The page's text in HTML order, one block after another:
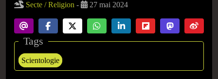
Secte / Religion - 27 mai 2024
Tags
Scientologie